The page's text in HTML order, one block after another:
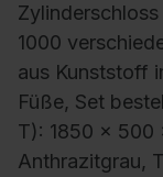
1000
aus Kunststoff
Füße, Set
T): 1850 x 500
Anthrazitgrau,